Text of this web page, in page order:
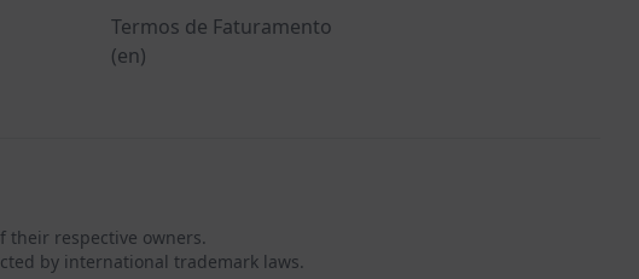
Termos de Faturamento
(en)
their respective owners.
by international trademark laws.